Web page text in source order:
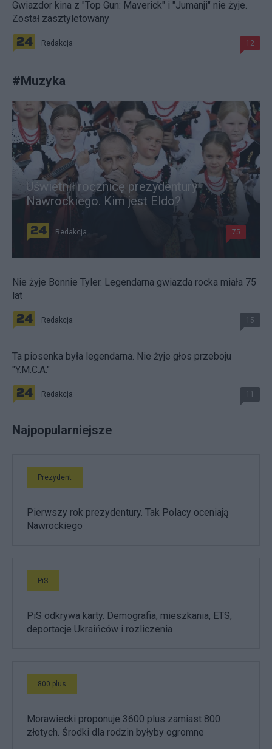
Gwiazdor kina z "Top Gun: Maverick" i "Jumanji" nie żyje.
Został zasztyletowany
Redakcja 12
#Muzyka
Uświetnił rocznicę prezydentury
Nawrockiego. Kim jest Eldo?
Redakcja 75
Nie żyje Bonnie Tyler. Legendarna gwiazda rocka miała 75
lat
Redakcja 15
Ta piosenka była legendarna. Nie żyje głos przeboju
"Y.M.C.A."
Redakcja 11
Najpopularniejsze
Prezydent
Pierwszy rok prezydentury. Tak Polacy oceniają
Nawrockiego
PiS
PiS odkrywa karty. Demografia, mieszkania, ETS,
deportacje Ukraińców i rozliczenia
800 plus
Morawiecki proponuje 3600 plus zamiast 800
złotych. Środki dla rodzin byłyby ogromne